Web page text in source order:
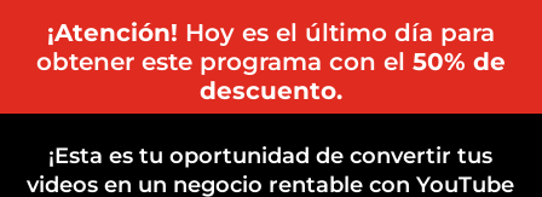
¡Atención! Hoy es el último día para
obtener este programa con el 50% de
descuento.
¡Esta es tu oportunidad de convertir tus
videos en un negocio rentable con YouTube